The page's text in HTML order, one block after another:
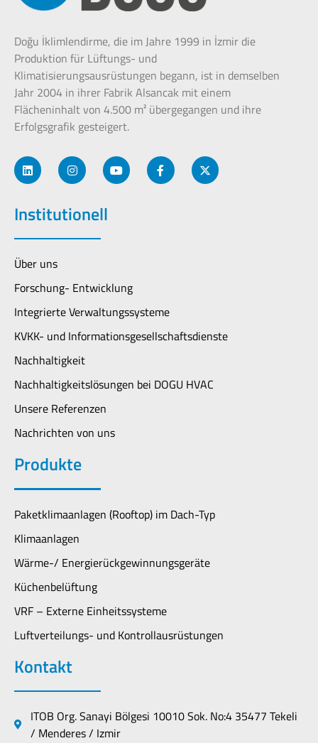
Doğu İklimlendirme, die im Jahre 1999 in İzmir die
Produktion für Lüftungs- und
Klimatisierungsausrüstungen begann, ist in demselben
Jahr 2004 in ihrer Fabrik Alsancak mit einem
Flächeninhalt von 4.500 m² übergegangen und ihre
Erfolgsgrafik gesteigert.
Institutionell
Über uns
Forschung- Entwicklung
Integrierte Verwaltungssysteme
KVKK- und Informationsgesellschaftsdienste
Nachhaltigkeit
Nachhaltigkeitslösungen bei DOGU HVAC
Unsere Referenzen
Nachrichten von uns
Produkte
Paketklimaanlagen (Rooftop) im Dach-Typ
Klimaanlagen
Wärme-/ Energierückgewinnungsgeräte
Küchenbelüftung
VRF – Externe Einheitssysteme
Luftverteilungs- und Kontrollausrüstungen
Kontakt
ITOB Org. Sanayi Bölgesi 10010 Sok. No:4 35477 Tekeli
/ Menderes / Izmir